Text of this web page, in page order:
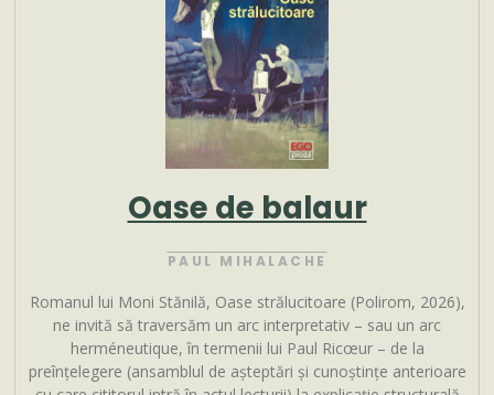
Oase de balaur
PAUL MIHALACHE
Romanul lui Moni Stănilă, Oase strălucitoare (Polirom, 2026),
ne invită să traversăm un arc interpretativ – sau un arc
herméneutique, în termenii lui Paul Ricœur – de la
preînțelegere (ansamblul de așteptări și cunoștințe anterioare